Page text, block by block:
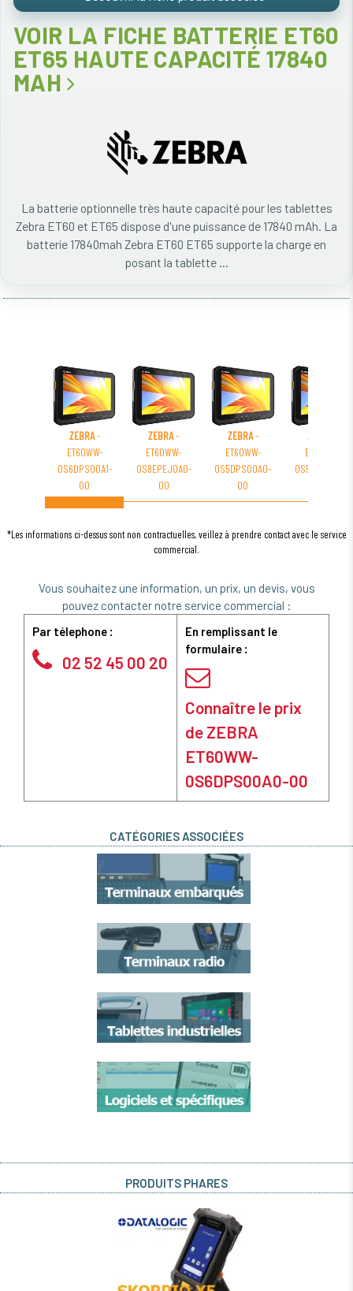
VOIR LA FICHE BATTERIE ET60
ET65 HAUTE CAPACITÉ 17840
MAH
La batterie optionnelle très haute capacité pour les tablettes
Zebra ET60 et ET65 dispose d'une puissance de 17840 mAh. La
batterie 17840mah Zebra ET60 ET65 supporte la charge en
posant la tablette ...
ZEBRA-
ET60WW-
0S6DPS00A1-
00
ZEBRA-
ET60WW-
0S8EPEJ0A0-
00
ZEBRA-
ET60WW-
0S5DPS00A0-
00
ZEBRA
ET60WW-
0S5BLS00A0-
*Les informations ci-dessus sont non contractuelles, veillez à prendre contact avec le service
commercial.
Vous souhaitez une information, un prix, un devis, vous
pouvez contacter notre service commercial :
Par télephone :
02 52 45 00 20
En remplissant le
formulaire :
Connaître le prix
de ZEBRA
ET60WW-
0S6DPS00A0-00
CATÉGORIES ASSOCIÉES
PRODUITS PHARES